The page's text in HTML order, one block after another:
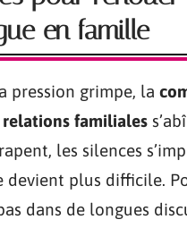
en famille
pression grimpe, la
relations familiales
les silences
devient plus difficile.
dans de longues